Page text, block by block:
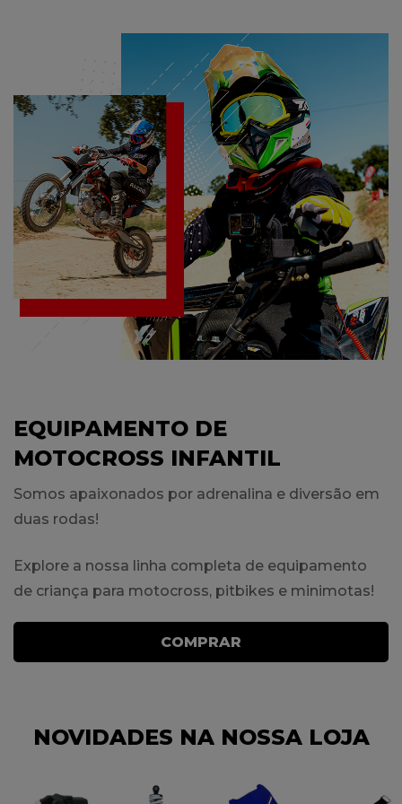
(CRIANÇA)
EQUIPAMENTO DE
MOTOCROSS INFANTIL
Somos apaixonados por adrenalina e diversão em
duas rodas!
Explore a nossa linha completa de equipamento
de criança para motocross, pitbikes e minimotas!
COMPRAR
NOVIDADES NA NOSSA LOJA